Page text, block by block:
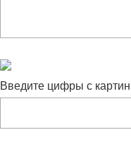
Введите цифры с